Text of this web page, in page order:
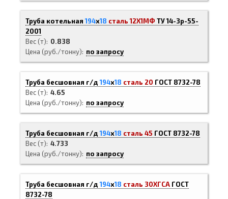
Труба котельная194х18 сталь 12Х1МФ ТУ 14-3р-55-
2001
Вес (т)
0.838
Цена (руб./тонну)
по запросу
Труба бесшовная г/д194х18 сталь 20 ГОСТ 8732-78
Вес (т) 4.65
Цена (руб./тонну)
по запросу
Труба бесшовная г/д194х18 сталь 45 ГОСТ 8732-78
Вес (т) 4.733
Цена (руб./тонну)
по запросу
Труба бесшовная г/д194х18 сталь 30ХГСА ГОСТ
8732-78